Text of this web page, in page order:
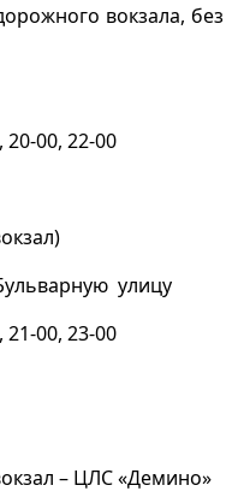
вокзала, без
20-00, 22-00
улицу
21-00, 23-00
– ЦЛС «Демино»